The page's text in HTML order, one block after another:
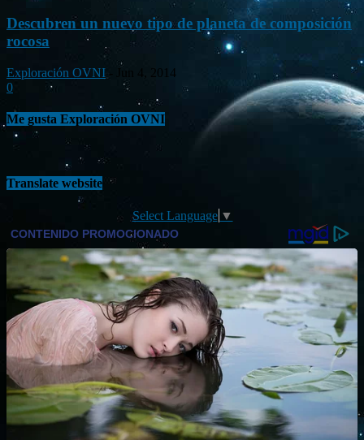
Descubren un nuevo tipo de planeta de composición
rocosa
Exploración OVNI
Jun 4, 2014
0
Me gusta Exploración OVNI
Translate website
Select Language ▼